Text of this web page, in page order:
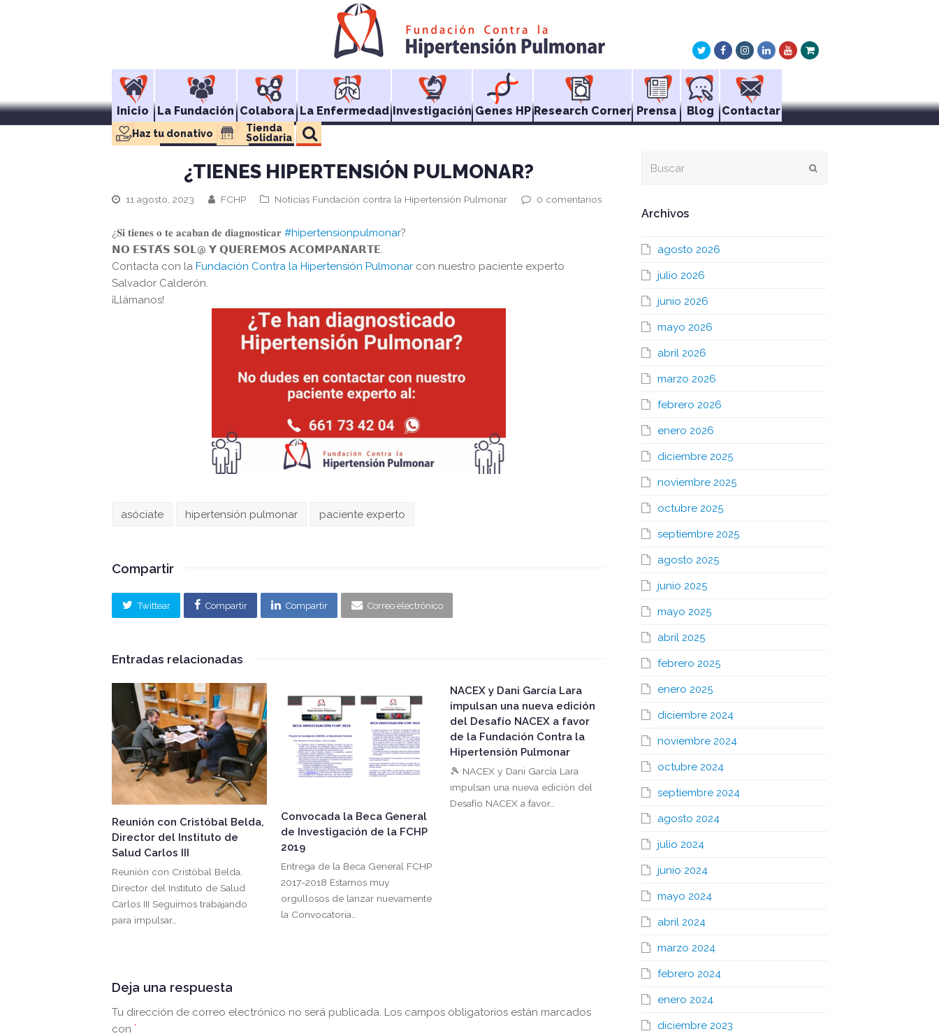
TwitterFacebookInstagram
LinkedInYoutube
Xing
Inicio La Fundación Colabora La Enfermedad Investigación Genes HP Research Corner Prensa Blog Contactar
Haz tu donativo
Tienda
Solidaria
¿TIENES HIPERTENSIÓN PULMONAR?
11 agosto, 2023 FCHP Noticias Fundación contra la Hipertensión Pulmonar 0 comentarios
¿𝐒𝐢 𝐭𝐢𝐞𝐧𝐞𝐬 𝐨 𝐭𝐞 𝐚𝐜𝐚𝐛𝐚𝐧 𝐝𝐞 𝐝𝐢𝐚𝐠𝐧𝐨𝐬𝐭𝐢𝐜𝐚𝐫 #hipertensionpulmonar?
𝗡𝗢 𝗘𝗦𝗧𝗔́𝗦 𝗦𝗢𝗟@ 𝗬 𝗤𝗨𝗘𝗥𝗘𝗠𝗢𝗦 𝗔𝗖𝗢𝗠𝗣𝗔𝗡̃𝗔𝗥𝗧𝗘.
Contacta con la Fundación Contra la Hipertensión Pulmonar con nuestro paciente experto
Salvador Calderón.
¡Llámanos!
asóciate hipertensión pulmonar paciente experto
Compartir
Twittear Compartir Compartir Correo electrónico
Entradas relacionadas
Reunión con Cristóbal Belda,
Director del Instituto de
Salud Carlos III
Reunión con Cristóbal Belda,
Director del Instituto de Salud
Carlos III Seguimos trabajando
para impulsar…
Convocada la Beca General
de Investigación de la FCHP
2019
Entrega de la Beca General FCHP
2017-2018 Estamos muy
orgullosos de lanzar nuevamente
la Convocatoria…
NACEX y Dani García Lara
impulsan una nueva edición
del Desafío NACEX a favor
de la Fundación Contra la
Hipertensión Pulmonar
🎾 NACEX y Dani García Lara
impulsan una nueva edición del
Desafío NACEX a favor…
Deja una respuesta
Tu dirección de correo electrónico no será publicada. Los campos obligatorios están marcados
con *
Archivos
agosto 2026
julio 2026
junio 2026
mayo 2026
abril 2026
marzo 2026
febrero 2026
enero 2026
diciembre 2025
noviembre 2025
octubre 2025
septiembre 2025
agosto 2025
junio 2025
mayo 2025
abril 2025
febrero 2025
enero 2025
diciembre 2024
noviembre 2024
octubre 2024
septiembre 2024
agosto 2024
julio 2024
junio 2024
mayo 2024
abril 2024
marzo 2024
febrero 2024
enero 2024
diciembre 2023